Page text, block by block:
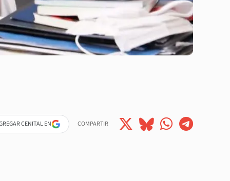
CENITAL EN COMPARTIR